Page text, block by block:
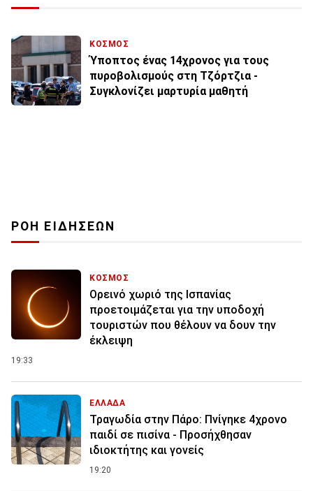
ΚΟΣΜΟΣ
Ύποπτος ένας 14χρονος για τους
πυροβολισμούς στη Τζόρτζια -
Συγκλονίζει μαρτυρία μαθητή
ΡΟΗ ΕΙΔΗΣΕΩΝ
ΚΟΣΜΟΣ
Ορεινό χωριό της Ισπανίας
προετοιμάζεται για την υποδοχή
τουριστών που θέλουν να δουν την
έκλειψη
19:33
ΕΛΛΑΔΑ
Τραγωδία στην Πάρο: Πνίγηκε 4χρονο
παιδί σε πισίνα - Προσήχθησαν
ιδιοκτήτης και γονείς
19:20